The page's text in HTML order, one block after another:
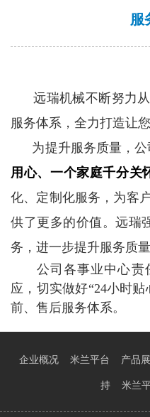
服
远瑞机械不断努力从
服务体系，全力打造让
为提升服务质量，公
用心、一个家庭千分关
化、定制化服务，为客
供了更多的价值。远瑞
务，进一步提升服务质量
公司各事业中心责
应，切实做好“24小时
前、售后服务体系。
企业概况 米兰平台 产品
持
米兰